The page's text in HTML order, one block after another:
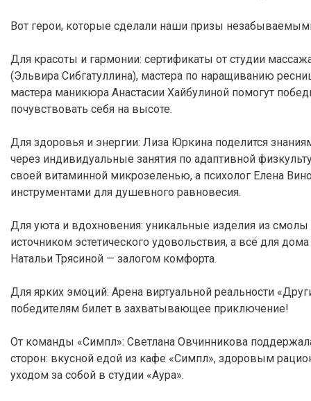
Вот герои, которые сделали наши призы
Для красоты и гармонии: сертификаты от студии
(Эльвира Сибгатуллина), мастера по наращиванию
мастера маникюра Анастасии Хайбулиной помогут
почувствовать себя на высоте.
Для здоровья и энергии: Лиза Юркина поделится
через индивидуальные занятия по адаптивной
своей витаминной микрозеленью, а психолог Елена
инструментами для душевного равновесия.
Для уюта и вдохновения: уникальные изделия из смолы
источником эстетического удовольствия, а всё для
Натальи Трясиной — залогом комфорта.
Для ярких эмоций: Арена виртуальной реальности
победителям билет в захватывающее приключение!
От команды «Симпл»: Светлана Овчинникова
сторон: вкусной едой из кафе «Симпл», здоровым
уходом за собой в студии «Аура».